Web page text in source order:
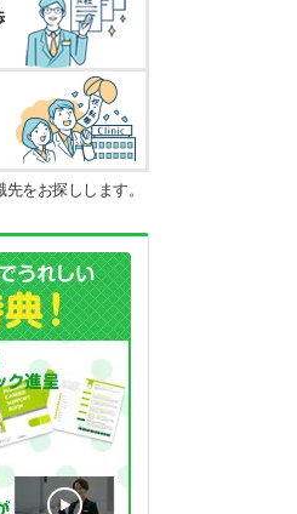
員
日～5日)
をお探しします。